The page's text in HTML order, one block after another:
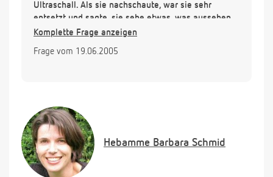
Ultraschall. Als sie nachschaute, war sie sehr
entsetzt und sagte, sie sehe etwas, was aussehen
könnte wie eine Fruchthöhle. Sie meinte aber, selbst
zu klein (7 mm). Sie überwies mich für 2 Tage später
der Schwangerschaftswert läge bei 2400 und passe
zur Größe der Fruchthöhle. Ich solle aber auf
jedenfall noch in die UNI. In der UNI sprach ich mit
einer Schwester, die mich wirklich sehr beruhigte
und meinte, die Schwangerschaft könnte ja früher
sein, als die Ärztin denken würde. Bin nun wirklich
Komplette Frage anzeigen
Frage vom 19.06.2005
Hebamme Barbara Schmid